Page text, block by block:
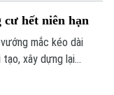
hết niên hạn
mắc kéo dài
xây dựng lại